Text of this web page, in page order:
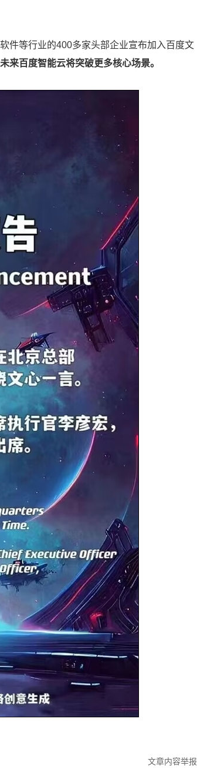
件等行业的400多家头部企业宣布加入百度文
来百度智能云将突破更多核心场景。
文章内容举报